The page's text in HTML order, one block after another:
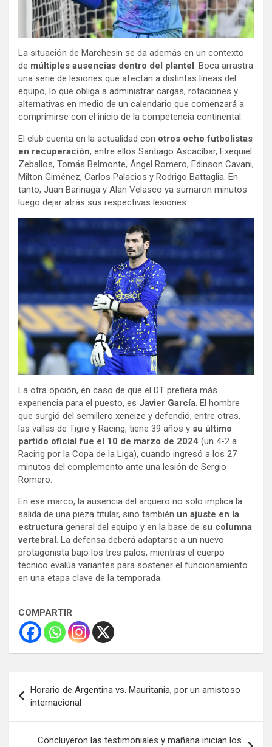
La situación de Marchesin se da además en un contexto
de múltiples ausencias dentro del plantel. Boca arrastra
una serie de lesiones que afectan a distintas líneas del
equipo, lo que obliga a administrar cargas, rotaciones y
alternativas en medio de un calendario que comenzará a
comprimirse con el inicio de la competencia continental.
El club cuenta en la actualidad con otros ocho futbolistas
en recuperación, entre ellos Santiago Ascacíbar, Exequiel
Zeballos, Tomás Belmonte, Ángel Romero, Edinson Cavani,
Milton Giménez, Carlos Palacios y Rodrigo Battaglia. En
tanto, Juan Barinaga y Alan Velasco ya sumaron minutos
luego dejar atrás sus respectivas lesiones.
La otra opción, en caso de que el DT prefiera más
experiencia para el puesto, es Javier García. El hombre
que surgió del semillero xeneize y defendió, entre otras,
las vallas de Tigre y Racing, tiene 39 años y su último
partido oficial fue el 10 de marzo de 2024 (un 4-2 a
Racing por la Copa de la Liga), cuando ingresó a los 27
minutos del complemento ante una lesión de Sergio
Romero.
En ese marco, la ausencia del arquero no solo implica la
salida de una pieza titular, sino también un ajuste en la
estructura general del equipo y en la base de su columna
vertebral . La defensa deberá adaptarse a un nuevo
protagonista bajo los tres palos, mientras el cuerpo
técnico evalúa variantes para sostener el funcionamiento
en una etapa clave de la temporada.
COMPARTIR
de
entradas
Horario de Argentina vs. Mauritania, por un amistoso
internacional
Concluyeron las testimoniales y mañana inician los